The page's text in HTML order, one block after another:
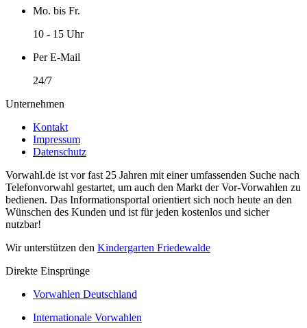
Mo. bis Fr.
10 - 15 Uhr
Per E-Mail
24/7
Unternehmen
Kontakt
Impressum
Datenschutz
Vorwahl.de ist vor fast 25 Jahren mit einer umfassenden Suche nach
Telefonvorwahl gestartet, um auch den Markt der Vor-Vorwahlen zu
bedienen. Das Informationsportal orientiert sich noch heute an den
Wünschen des Kunden und ist für jeden kostenlos und sicher
nutzbar!
Wir unterstützen den Kindergarten Friedewalde
Direkte Einsprünge
Vorwahlen Deutschland
Internationale Vorwahlen